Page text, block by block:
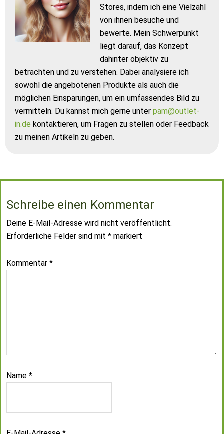
Stores, indem ich eine Vielzahl
von ihnen besuche und
bewerte. Mein Schwerpunkt
liegt darauf, das Konzept
dahinter objektiv zu
betrachten und zu verstehen. Dabei analysiere ich
sowohl die angebotenen Produkte als auch die
möglichen Einsparungen, um ein umfassendes Bild zu
vermitteln. Du kannst mich gerne unter pam@outlet-
in.de kontaktieren, um Fragen zu stellen oder Feedback
zu meinen Artikeln zu geben.
Schreibe einen Kommentar
Deine E-Mail-Adresse wird nicht veröffentlicht.
Erforderliche Felder sind mit * markiert
Kommentar *
Name *